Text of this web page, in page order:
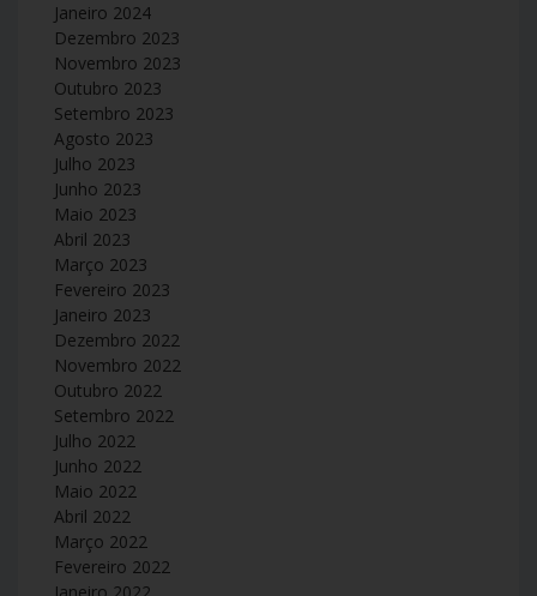
Janeiro 2024
Dezembro 2023
Novembro 2023
Outubro 2023
Setembro 2023
Agosto 2023
Julho 2023
Junho 2023
Maio 2023
Abril 2023
Março 2023
Fevereiro 2023
Janeiro 2023
Dezembro 2022
Novembro 2022
Outubro 2022
Setembro 2022
Julho 2022
Junho 2022
Maio 2022
Abril 2022
Março 2022
Fevereiro 2022